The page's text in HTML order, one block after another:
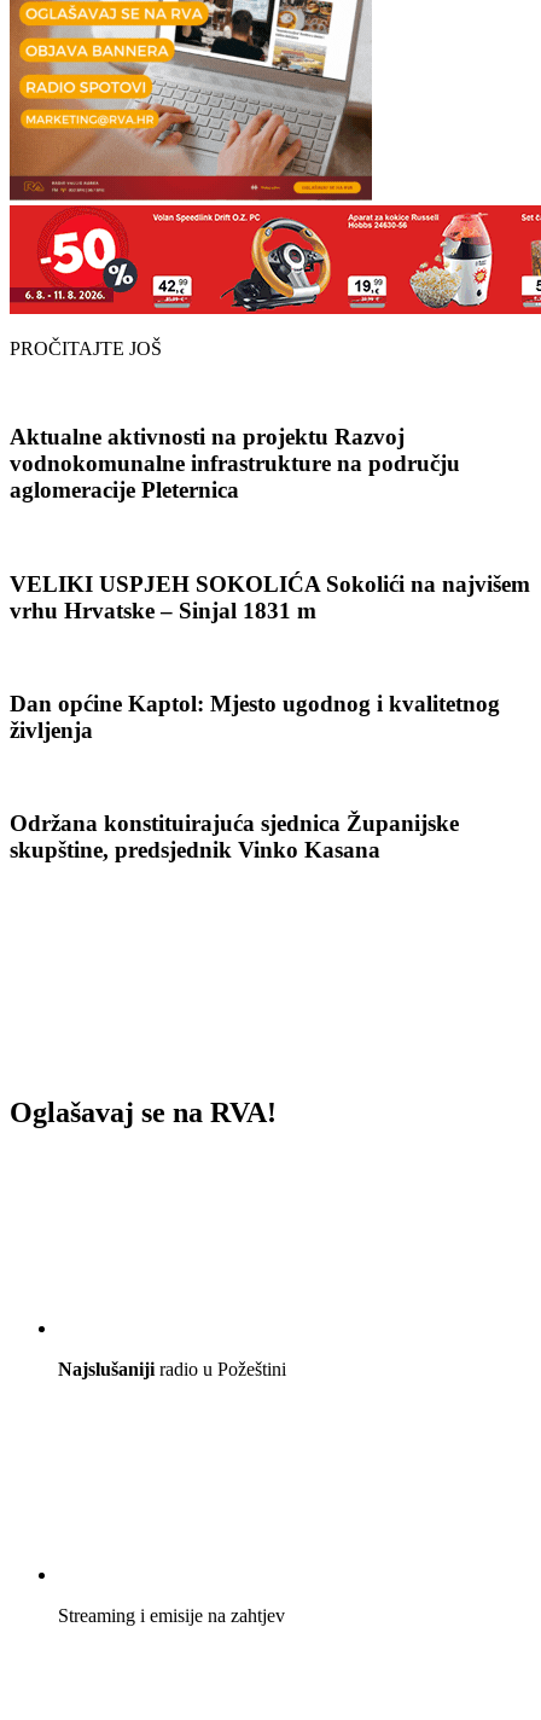
PROČITAJTE JOŠ
Aktualne aktivnosti na projektu Razvoj
vodnokomunalne infrastrukture na području
aglomeracije Pleternica
VELIKI USPJEH SOKOLIĆA Sokolići na najvišem
vrhu Hrvatske – Sinjal 1831 m
Dan općine Kaptol: Mjesto ugodnog i kvalitetnog
življenja
Održana konstituirajuća sjednica Županijske
skupštine, predsjednik Vinko Kasana
Oglašavaj se na RVA!
Najslušaniji radio u Požeštini
Streaming i emisije na zahtjev